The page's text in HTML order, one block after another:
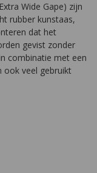
Wide Gape) zijn
rubber kunstaas,
dat het
gevist zonder
combinatie met een
ook veel gebruikt